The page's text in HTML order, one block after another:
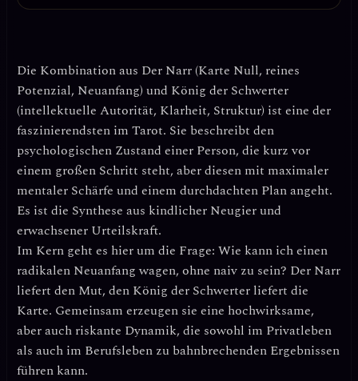
Die Kombination aus Der Narr (Karte Null, reines
Potenzial, Neuanfang) und König der Schwerter
(intellektuelle Autorität, Klarheit, Struktur) ist eine der
faszinierendsten im Tarot. Sie beschreibt den
psychologischen Zustand einer Person, die kurz vor
einem großen Schritt steht, aber diesen mit maximaler
mentaler Schärfe und einem durchdachten Plan angeht.
Es ist die Synthese aus kindlicher Neugier und
erwachsener Urteilskraft.
Im Kern geht es hier um die Frage: Wie kann ich einen
radikalen Neuanfang wagen, ohne naiv zu sein? Der Narr
liefert den Mut, den König der Schwerter liefert die
Karte. Gemeinsam erzeugen sie eine hochwirksame,
aber auch riskante Dynamik, die sowohl im Privatleben
als auch im Berufsleben zu bahnbrechenden Ergebnissen
führen kann.